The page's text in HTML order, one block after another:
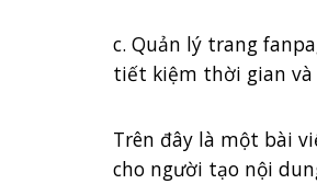
c. Quản lý trang
tiết kiệm thời gian và
Trên đây là một bài
cho người tạo nội